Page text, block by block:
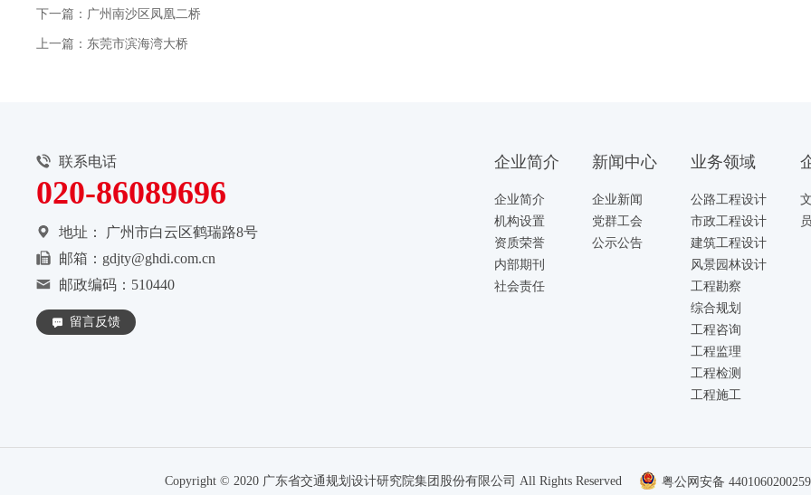
下一篇：广州南沙区凤凰二桥
上一篇：东莞市滨海湾大桥
联系电话
020-86089696
地址： 广州市白云区鹤瑞路8号
邮箱：gdjty@ghdi.com.cn
邮政编码：510440
留言反馈
企业简介
企业简介
机构设置
资质荣誉
内部期刊
社会责任
新闻中心
企业新闻
党群工会
公示公告
业务领域
公路工程设计
市政工程设计
建筑工程设计
风景园林设计
工程勘察
综合规划
工程咨询
工程监理
工程检测
工程施工
Copyright © 2020 广东省交通规划设计研究院集团股份有限公司 All Rights Reserved 粤公网安备